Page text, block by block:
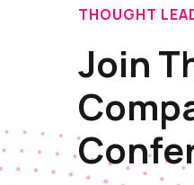
THOUGHT
Join